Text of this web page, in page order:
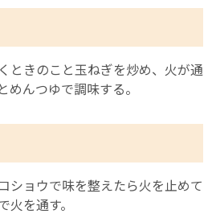
ときのこと玉ねぎを炒め、火が通
めんつゆで調味する。
ョウで味を整えたら火を止めて
火を通す。